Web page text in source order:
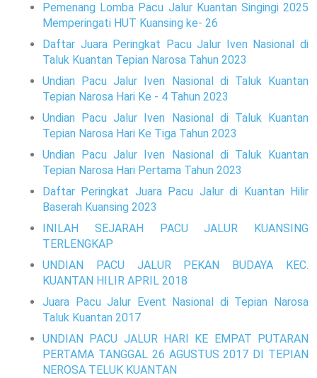
Pemenang Lomba Pacu Jalur Kuantan Singingi 2025
Memperingati HUT Kuansing ke- 26
Daftar Juara Peringkat Pacu Jalur Iven Nasional di
Taluk Kuantan Tepian Narosa Tahun 2023
Undian Pacu Jalur Iven Nasional di Taluk Kuantan
Tepian Narosa Hari Ke - 4 Tahun 2023
Undian Pacu Jalur Iven Nasional di Taluk Kuantan
Tepian Narosa Hari Ke Tiga Tahun 2023
Undian Pacu Jalur Iven Nasional di Taluk Kuantan
Tepian Narosa Hari Pertama Tahun 2023
Daftar Peringkat Juara Pacu Jalur di Kuantan Hilir
Baserah Kuansing 2023
INILAH SEJARAH PACU JALUR KUANSING
TERLENGKAP
UNDIAN PACU JALUR PEKAN BUDAYA KEC.
KUANTAN HILIR APRIL 2018
Juara Pacu Jalur Event Nasional di Tepian Narosa
Taluk Kuantan 2017
UNDIAN PACU JALUR HARI KE EMPAT PUTARAN
PERTAMA TANGGAL 26 AGUSTUS 2017 DI TEPIAN
NEROSA TELUK KUANTAN